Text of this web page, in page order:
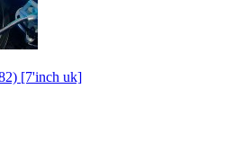
[7'inch uk]